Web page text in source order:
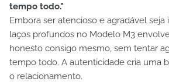
tempo todo."
Embora ser atencioso e agradável seja
laços profundos no Modelo M3
honesto consigo mesmo, sem tentar
tempo todo. A autenticidade cria uma
o relacionamento.